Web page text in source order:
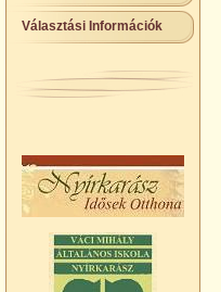
Választási Információk